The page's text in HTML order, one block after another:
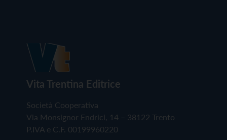
Vita Trentina Editrice
Società Cooperativa
Via Monsignor Endrici, 14 – 38122 Trento
P.IVA e C.F. 00199960220